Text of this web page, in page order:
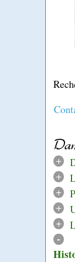
+
+
+
+
+
-